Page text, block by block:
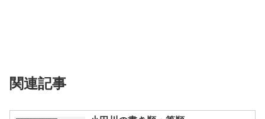
関連記事